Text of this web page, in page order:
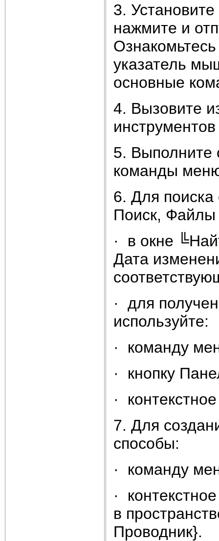
3.
нажмите и
указатель
основные
4. Вызовите
5. Выполните
команды
6. Для
Поиск, Файлы
· в окне
Дата
· для
используйте:
· команду
· кнопку
·
7. Для
способы:
· команду
·
в
Проводник}.